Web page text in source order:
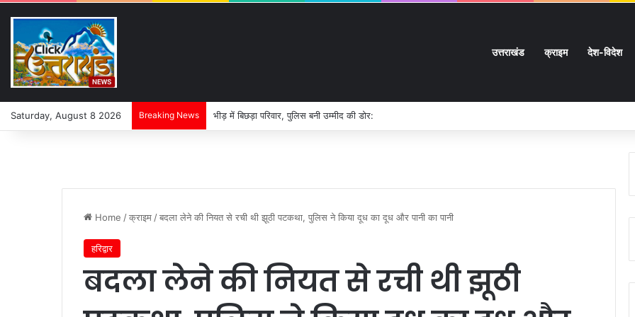
उत्तराखंड क्राइम देश-विदेश
Saturday, August 8 2026 Breaking News भीड़ में बिछड़ा परिवार, पुलिस बनी उम्मीद की डोर:
Home /क्राइम /बदला लेने की नियत से रची थी झूठी पटकथा, पुलिस ने किया दूध का दूध और पानी का पानी
हरिद्वार
बदला लेने की नियत से रची थी झूठी